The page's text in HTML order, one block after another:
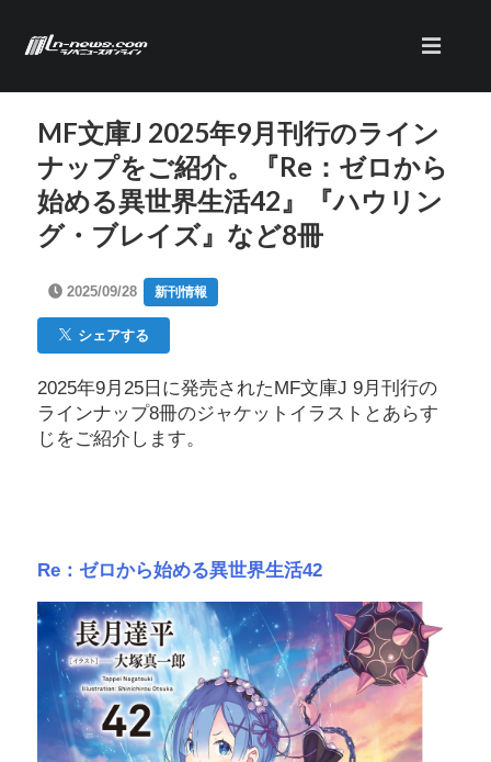
MF文庫J 2025年9月刊行のライン
ナップをご紹介。『Re：ゼロから
始める異世界生活42』『ハウリン
グ・ブレイズ』など8冊
2025/09/28 新刊情報
シェアする
2025年9月25日に発売されたMF文庫J 9月刊行の
ラインナップ8冊のジャケットイラストとあらす
じをご紹介します。
Re：ゼロから始める異世界生活42